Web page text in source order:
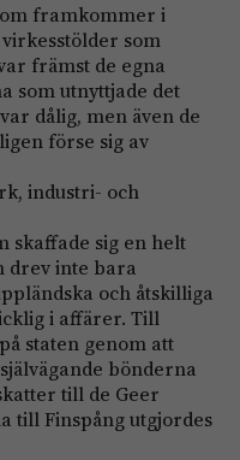
framkommer i
som
främst de egna
som utnyttjade det
dålig, men även de
förse sig av
industri- och
skaffade sig en helt
drev inte bara
och åtskilliga
i affärer. Till
staten genom att
bönderna
till de Geer
till Finspång utgjordes